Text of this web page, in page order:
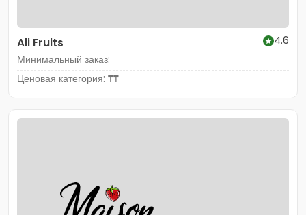
Ali Fruits
4.6
Минимальный заказ:
Ценовая категория: ₸₸